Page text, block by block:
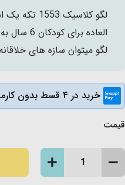
لگو
العاده
لگو میتوان سازه های
خرید در ۴ قسط بدون کارمزد
قیمت